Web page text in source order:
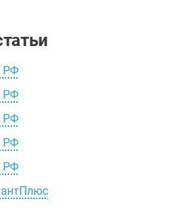
РФ
РФ
РФ
РФ
РФ